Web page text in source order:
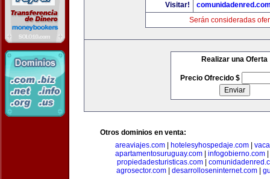
Visitar!
Serán consideradas
Realizar una Oferta
Precio Ofrecido $
Otros dominios en venta:
areaviajes.com
hotelesyhospedaje.com
apartamentosuruguay.com
infogobierno.com
propiedadesturisticas.com|
agrosector.com
desarrolloseninternet.com